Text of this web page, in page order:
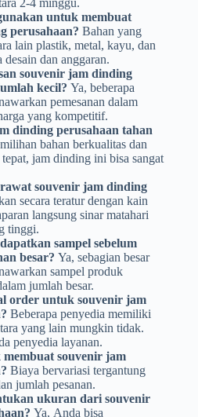
untuk membuat
perusahaan? Bahan yang
lain plastik, metal, kayu, dan
desain dan anggaran.
souvenir jam dinding
kecil? Ya, beberapa
pemesanan dalam
yang kompetitif.
dinding perusahaan tahan
bahan berkualitas dan
jam dinding ini bisa sangat
souvenir jam dinding
secara teratur dengan kain
langsung sinar matahari
tinggi.
sampel sebelum
besar? Ya, sebagian besar
sampel produk
jumlah besar.
order untuk souvenir jam
Beberapa penyedia memiliki
yang lain mungkin tidak.
penyedia layanan.
souvenir jam
Biaya bervariasi tergantung
jumlah pesanan.
ukuran dari souvenir
Ya, Anda bisa